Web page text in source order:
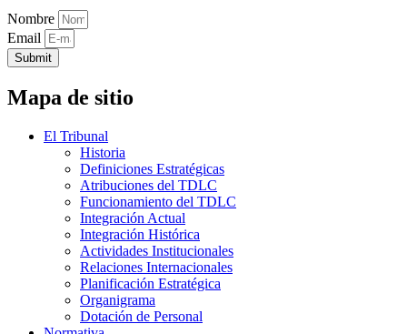
Nombre
Email
Submit
Mapa de sitio
El Tribunal
Historia
Definiciones Estratégicas
Atribuciones del TDLC
Funcionamiento del TDLC
Integración Actual
Integración Histórica
Actividades Institucionales
Relaciones Internacionales
Planificación Estratégica
Organigrama
Dotación de Personal